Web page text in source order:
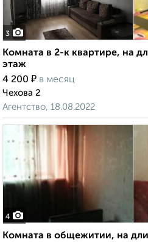
3
Комната в 2-к квартире, на
этаж
4 200 ₽ в месяц
Чехова 2
Агентство, 18.08.2022
4
Комната в общежитии, на